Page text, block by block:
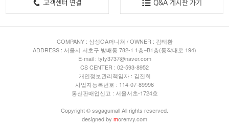
COMPANY : 삼성OA퍼니쳐 / OWNER : 김태환
ADDRESS : 서울시 서초구 방배동 782-1 1층~B1층(동작대로 194)
E-mail : tyty3737@naver.com
CS CENTER : 02-593-8952
개인정보관리책임자 : 김진희
사업자등록번호 : 114-07-89996
통신판매업신고 : 서울서초-1724호
Copyright © ssgagumall All rights reserved.
designed by morenvy.com